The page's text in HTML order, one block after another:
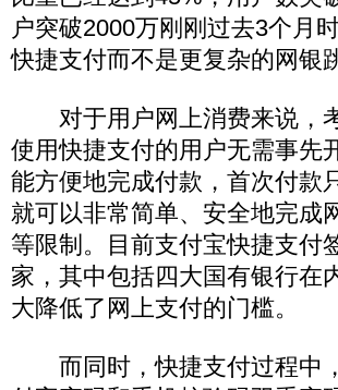
户突破2000万刚刚过去3个月
快捷支付而不是更复杂的网银
对于用户网上消费来说，
使用快捷支付的用户无需事先
能方便地完成付款，首次付款
就可以非常简单、安全地完成
等限制。目前支付宝快捷支付
家，其中包括四大国有银行在
大降低了网上支付的门槛。
而同时，快捷支付过程中